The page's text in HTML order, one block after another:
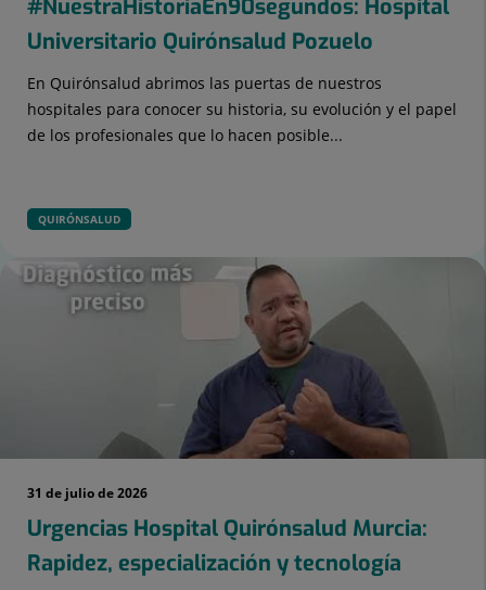
#NuestraHistoriaEn90segundos: Hospital
Universitario Quirónsalud Pozuelo
En Quirónsalud abrimos las puertas de nuestros
hospitales para conocer su historia, su evolución y el papel
de los profesionales que lo hacen posible...
QUIRÓNSALUD
31 de julio de 2026
Urgencias Hospital Quirónsalud Murcia:
Rapidez, especialización y tecnología